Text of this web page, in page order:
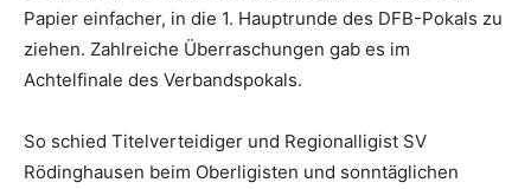
Papier einfacher, in die 1. Hauptrunde des DFB-Pokals zu
ziehen. Zahlreiche Überraschungen gab es im
Achtelfinale des Verbandspokals.
So schied Titelverteidiger und Regionalligist SV
Rödinghausen beim Oberligisten und sonntäglichen